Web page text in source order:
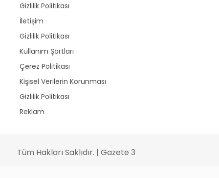
Gizlilik Politikası
İletişim
Gizlilik Politikası
Kullanım Şartları
Çerez Politikası
Kişisel Verilerin Korunması
Gizlilik Politikası
Reklam
Tüm Hakları Saklıdır. | Gazete 3